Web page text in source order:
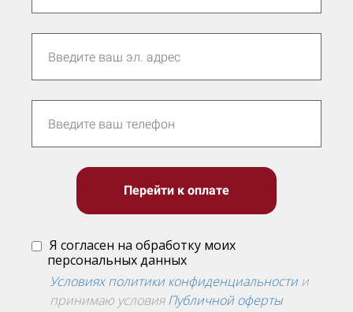
Перейти к оплате
Я согласен на обработку моих
персональных данных
Условиях политики конфиденциальности и
принимаю условияПубличной оферты